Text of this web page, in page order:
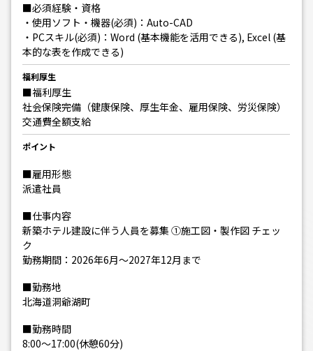
■必須経験・資格
・使用ソフト・機器(必須)：Auto-CAD
・PCスキル(必須)：Word (基本機能を活用できる), Excel (基
本的な表を作成できる)
福利厚生
■福利厚生
社会保険完備（健康保険、厚生年金、雇用保険、労災保険）
交通費全額支給
ポイント
■雇用形態
派遣社員
■仕事内容
新築ホテル建設に伴う人員を募集 ①施工図・製作図 チェッ
ク
勤務期間：2026年6月～2027年12月まで
■勤務地
北海道洞爺湖町
■勤務時間
8:00～17:00(休憩60分)